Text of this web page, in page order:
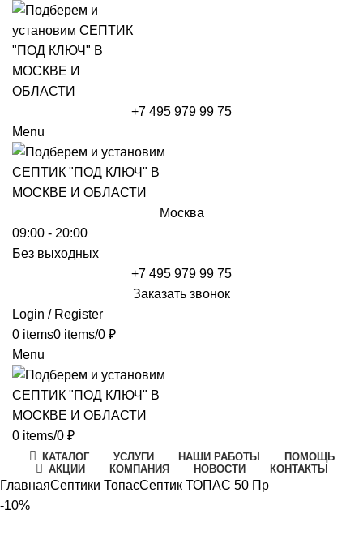
+7 495 979 99 75
Menu
Москва
09:00 - 20:00
Без выходных
+7 495 979 99 75
Заказать звонок
Login / Register
0 items0 items/0 ₽
Menu
0 items/0 ₽
КАТАЛОГ УСЛУГИ НАШИ РАБОТЫ
ПОМОЩЬ
АКЦИИ
КОМПАНИЯ НОВОСТИ КОНТАКТЫ
ГлавнаяСептики ТопасСептик ТОПАС 50 Пр
-10%